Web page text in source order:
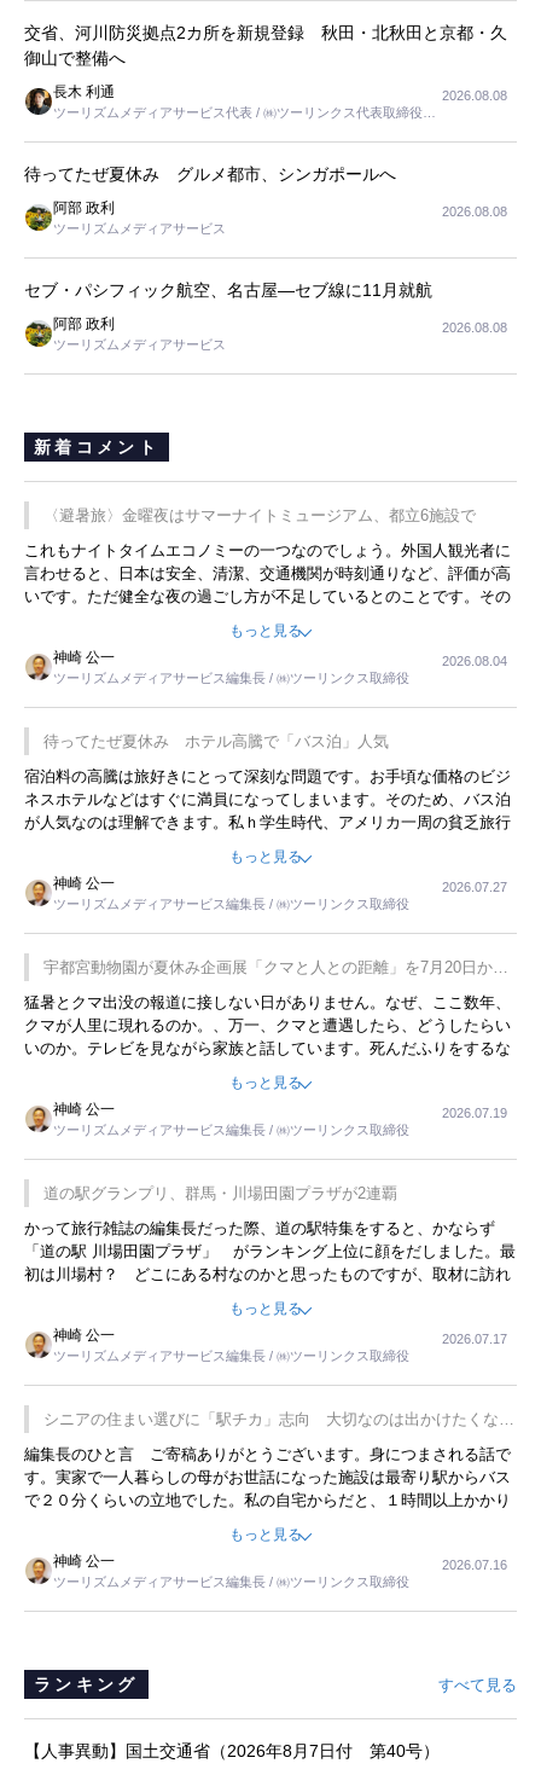
交省、河川防災拠点2カ所を新規登録 秋田・北秋田と京都・久
御山で整備へ
長木 利通
ツーリズムメディアサービス代表 / ㈱ツーリンクス代表取締役社
2026.08.08
待ってたぜ夏休み グルメ都市、シンガポールへ
阿部 政利
ツーリズムメディアサービス
2026.08.08
セブ・パシフィック航空、名古屋―セブ線に11月就航
阿部 政利
ツーリズムメディアサービス
2026.08.08
新着コメント
〈避暑旅〉金曜夜はサマーナイトミュージアム、都立6施設で
これもナイトタイムエコノミーの一つなのでしょう。外国人観光者に
言わせると、日本は安全、清潔、交通機関が時刻通りなど、評価が高
いです。ただ健全な夜の過ごし方が不足しているとのことです。その
ような意味で、金曜夜にこのようなイベントが行われれば、日本人に
限らず外国人にとっても楽しみが増えるでしょうね。
もっと見る
神崎 公一
ツーリズムメディアサービス編集長 / ㈱ツーリンクス取締役
2026.08.04
待ってたぜ夏休み ホテル高騰で「バス泊」人気
宿泊料の高騰は旅好きにとって深刻な問題です。お手頃な価格のビジ
ネスホテルなどはすぐに満員になってしまいます。そのため、バス泊
が人気なのは理解できます。私ｈ学生時代、アメリカ一周の貧乏旅行
をした時は、移動はグレイハウンドバスでした。夕方から夜の便を利
用してホテル代を浮かせていました。ただし、若いからできたことで
す。若い人が夜行バスで京都に行った、青森に行ったと聞くと、疲れ
が残らないのかなと思ってしまいます。
もっと見る
神崎 公一
ツーリズムメディアサービス編集長 / ㈱ツーリンクス取締役
2026.07.27
宇都宮動物園が夏休み企画展「クマと人との距離」を7月20日から
開催
猛暑とクマ出没の報道に接しない日がありません。なぜ、ここ数年、
クマが人里に現れるのか。、万一、クマと遭遇したら、どうしたらい
いのか。テレビを見ながら家族と話しています。死んだふりをするな
んてことは、冗談でもいえません。そんな中で、この企画展はタイム
もっと見る
神崎 公一
ツーリズムメディアサービス編集長 / ㈱ツーリンクス取締役
2026.07.19
道の駅グランプリ、群馬・川場田園プラザが2連覇
かって旅行雑誌の編集長だった際、道の駅特集をすると、かならず
「道の駅 川場田園プラザ」 がランキング上位に顔をだしました。最
初は川場村？ どこにある村なのかと思ったものですが、取材に訪れ
永井 彰一社長にインタビューしたら、興味深い話が次々が飛び出しま
した。プレゼンも巧みで、今でも思い出すことが２つあります。一つ
は、従業員に東京ディズニーランドを見学させ、サービス業、接客業
の何かを理解してもらっていることです。 もう一つは1800円もする
プレミアムヨーグルトを販売するにあたり、社内に懸念もあったそう
です。永井社長は、駐車場に都内ナンバーの高級外車が停まっている
ことに目をつけ、高級商品でも売れると確信したそうです。今回の記
事を懐かしく読みました。
もっと見る
神崎 公一
ツーリズムメディアサービス編集長 / ㈱ツーリンクス取締役
2026.07.17
シニアの住まい選びに「駅チカ」志向 大切なのは出かけたくなる
暮らし
編集長のひと言 ご寄稿ありがとうございます。身につまされる話で
す。実家で一人暮らしの母がお世話になった施設は最寄り駅からバス
で２０分くらいの立地でした。私の自宅からだと、１時間以上かかり
ました。母の住まいから近いという理由で、その施設を選択したので
すが、私と妹にとっては、半日仕事ででした。シニアの住まい選び
は、当人だけではなく、世話をする家族の足の便も考えない外池ない
と思いました。
もっと見る
神崎 公一
ツーリズムメディアサービス編集長 / ㈱ツーリンクス取締役
2026.07.16
ランキング すべて見る
【人事異動】国土交通省（2026年8月7日付 第40号）